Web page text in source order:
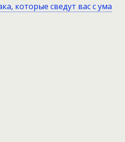
которые сведут вас с ума